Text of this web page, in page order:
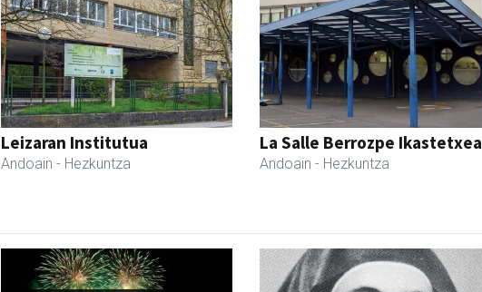
Leizaran Institutua
Andoain - Hezkuntza
La Salle Berrozpe Ikastetxea
Andoain - Hezkuntza